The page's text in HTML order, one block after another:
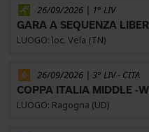
26/09/2026 | 1° LIV
LUOGO: loc. Vela (TN)
26/09/2026 | 3° LIV - CITA
LUOGO: Ragogna (UD)